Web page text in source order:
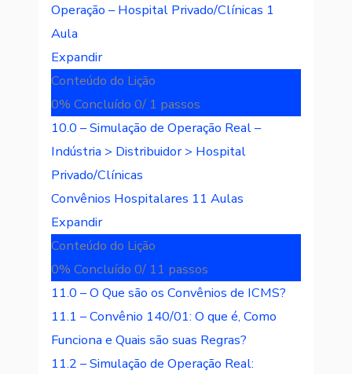
Operação – Hospital Privado/Clínicas 1
Aula
Expandir
Conteúdo do Lição
0% Concluído0/ 1 passos
10.0 – Simulação de Operação Real –
Indústria > Distribuidor > Hospital
Privado/Clínicas
Convênios Hospitalares 11 Aulas
Expandir
Conteúdo do Lição
0% Concluído0/ 11 passos
11.0 – O Que são os Convênios de ICMS?
11.1 – Convênio 140/01: O que é, Como
Funciona e Quais são suas Regras?
11.2 – Simulação de Operação Real: